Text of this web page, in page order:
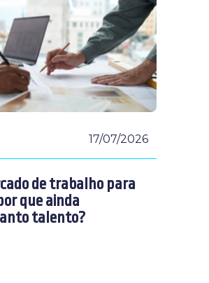
17/07/2026
de trabalho para
que ainda
talento?